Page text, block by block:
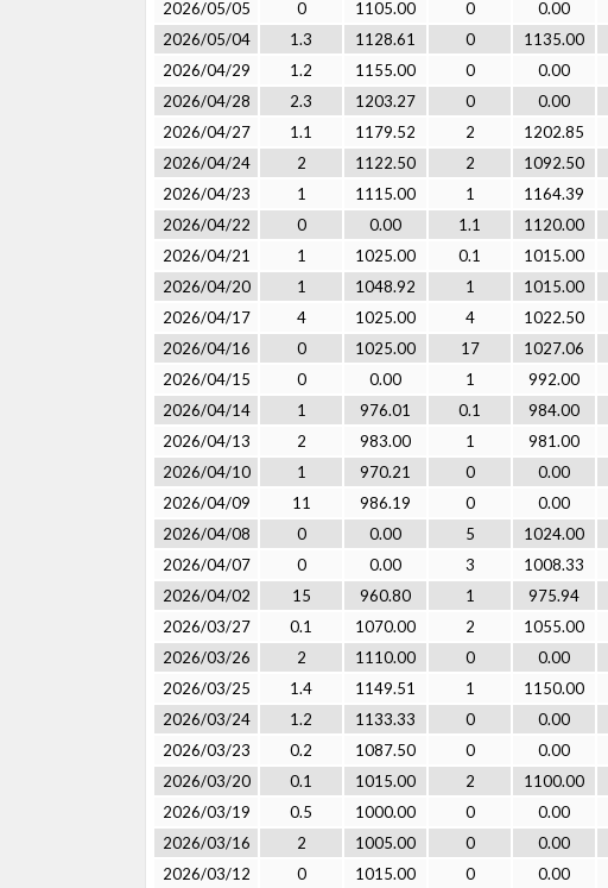
2026/05/05
0 1105.00 0 0.00
2026/05/04
1.3 1128.61 0 1135.00
2026/04/29
1.2 1155.00 0 0.00
2026/04/28
2.3 1203.27 0 0.00
2026/04/27
1.1 1179.52 2 1202.85
2026/04/24
2 1122.50 2 1092.50
2026/04/23
1 1115.00 1 1164.39
2026/04/22
0 0.00 1.1 1120.00
2026/04/21
1 1025.00 0.1 1015.00
2026/04/20
1 1048.92 1 1015.00
2026/04/17
4 1025.00 4 1022.50
2026/04/16
0 1025.00 17 1027.06
2026/04/15
0 0.00 1 992.00
2026/04/14
1 976.01 0.1 984.00
2026/04/13
2 983.00 1 981.00
2026/04/10
1 970.21 0 0.00
2026/04/09
11 986.19 0 0.00
2026/04/08
0 0.00 5 1024.00
2026/04/07
0 0.00 3 1008.33
2026/04/02
15 960.80 1 975.94
2026/03/27
0.1 1070.00 2 1055.00
2026/03/26
2 1110.00 0 0.00
2026/03/25
1.4 1149.51 1 1150.00
2026/03/24
1.2 1133.33 0 0.00
2026/03/23
0.2 1087.50 0 0.00
2026/03/20
0.1 1015.00 2 1100.00
2026/03/19
0.5 1000.00 0 0.00
2026/03/16
2 1005.00 0 0.00
2026/03/12
0 1015.00 0 0.00